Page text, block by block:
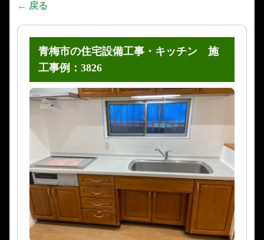
← 戻る
青梅市の住宅設備工事・キッチン 施
工事例：3826